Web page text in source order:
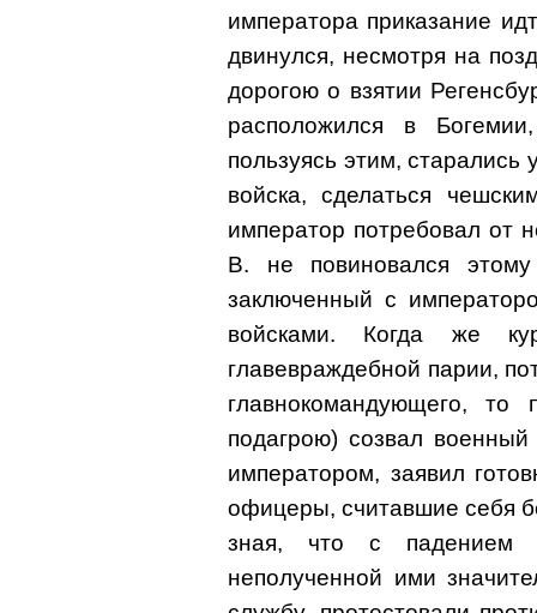
императора приказание
двинулся, несмотря на
дорогою о взятии
расположился в
пользуясь этим, старались
войска, сделаться
император потребовал от
В. не повиновался
заключенный с
войсками. Когда же
главевраждебной парии,
главнокомандующего,
подагрою) созвал
императором, заявил
офицеры, считавшие себя
зная, что с падением
неполученной ими